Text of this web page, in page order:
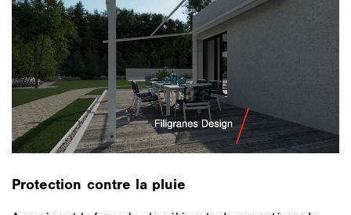
Protection contre la pluie